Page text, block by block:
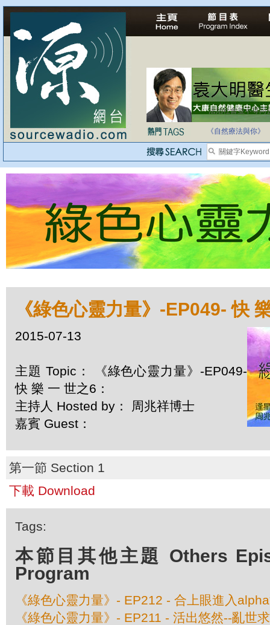
法治社會並不等同
《自然療法與你》
《綠色心靈力量》-EP049- 快
2015-07-13
主題 Topic： 《綠色心靈力量》-EP049-
快 樂 一 世之6：
主持人 Hosted by： 周兆祥博士
嘉賓 Guest：
第一節 Section 1
下載 Download
Tags:
本節目其他主題 Others
Program
《綠色心靈力量》- EP212 - 合上眼進入
《綠色心靈力量》- EP211 - 活出悠然--亂世